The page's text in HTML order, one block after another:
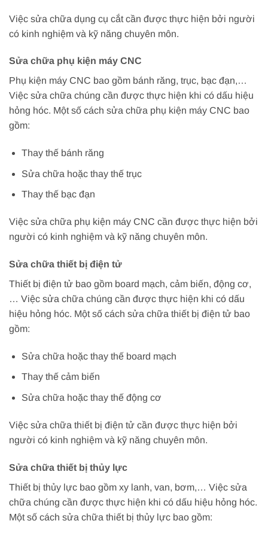
Việc sửa chữa dụng cụ cắt cần được thực hiện bởi người
có kinh nghiệm và kỹ năng chuyên môn.
Sửa chữa phụ kiện máy CNC
Phụ kiện máy CNC bao gồm bánh răng, trục, bạc đạn,…
Việc sửa chữa chúng cần được thực hiện khi có dấu hiệu
hỏng hóc. Một số cách sửa chữa phụ kiện máy CNC bao
gồm:
Thay thế bánh răng
Sửa chữa hoặc thay thế trục
Thay thế bạc đạn
Việc sửa chữa phụ kiện máy CNC cần được thực hiện bởi
người có kinh nghiệm và kỹ năng chuyên môn.
Sửa chữa thiết bị điện tử
Thiết bị điện tử bao gồm board mạch, cảm biến, động cơ,
… Việc sửa chữa chúng cần được thực hiện khi có dấu
hiệu hỏng hóc. Một số cách sửa chữa thiết bị điện tử bao
gồm:
Sửa chữa hoặc thay thế board mạch
Thay thế cảm biến
Sửa chữa hoặc thay thế động cơ
Việc sửa chữa thiết bị điện tử cần được thực hiện bởi
người có kinh nghiệm và kỹ năng chuyên môn.
Sửa chữa thiết bị thủy lực
Thiết bị thủy lực bao gồm xy lanh, van, bơm,… Việc sửa
chữa chúng cần được thực hiện khi có dấu hiệu hỏng hóc.
Một số cách sửa chữa thiết bị thủy lực bao gồm: